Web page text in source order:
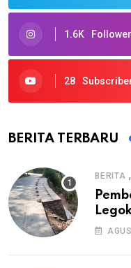
1.6K
28
BERITA TERBARU
BERITA ,